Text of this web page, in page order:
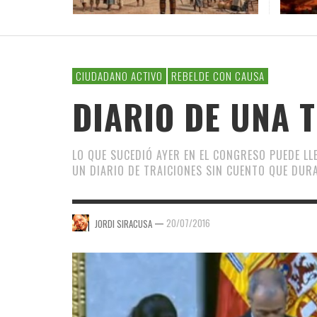
UNA OPINIÓN
ANÁLISIS GLOBAL
IRÁN
ORGANISMOS GLOBALES
RINCÓN DE POESÍA
CIUDADANO ACTIVO REBELDE CON CAUSA
DIARIO DE UNA
LO QUE SUCEDIÓ AYER EN EL CONGRESO PUEDE
UN DIARIO DE TRAICIONES SIN CUENTO QUE
JORDI SIRACUSA — 20/07/2016